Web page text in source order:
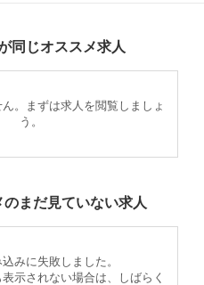
同じオススメ求人
。まずは求人を閲覧しましょ
う。
まだ見ていない求人
みに失敗しました。
示されない場合は、しばらく